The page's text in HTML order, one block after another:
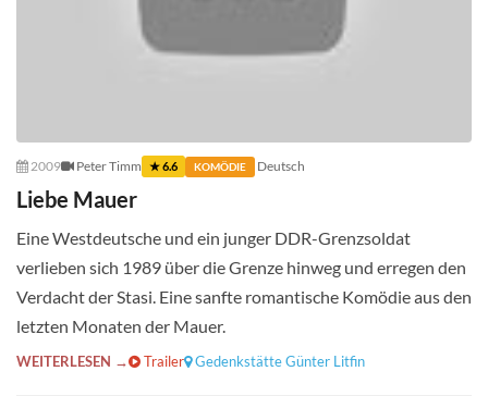
2009 Peter Timm ★ 6.6 KOMÖDIE Deutsch
Liebe Mauer
Eine Westdeutsche und ein junger DDR-Grenzsoldat
verlieben sich 1989 über die Grenze hinweg und erregen den
Verdacht der Stasi. Eine sanfte romantische Komödie aus den
letzten Monaten der Mauer.
WEITERLESEN → Trailer Gedenkstätte Günter Litfin